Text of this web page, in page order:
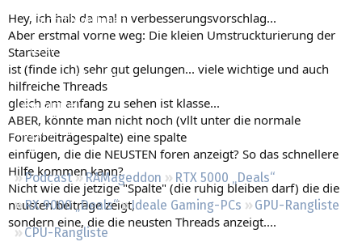
Empfohlene Inhalte
Neue Beiträge
Neueste Aktivitäten
Leserartikel
Regeln
Podcast RAMageddon
RTX 5000 „Deals“
RX 9000 „Deals“
Ideale Gaming-PCs
GPU-Rangliste
CPU-Rangliste
Hey, ich hab da mal n verbesserungsvorschlag...
Aber erstmal vorne weg: Die kleien Umstruckturierung der
Startseite
ist (finde ich) sehr gut gelungen... viele wichtige und auch
hilfreiche Threads
gleich am anfang zu sehen ist klasse...
ABER, könnte man nicht noch (vllt unter die normale
Forenbeiträgespalte) eine spalte
einfügen, die die NEUSTEN foren anzeigt? So das schnellere
Hilfe kommen kann?
Nicht wie die jetzige "Spalte" (die ruhig bleiben darf) die die
neusten beiträge zeigt,
sondern eine, die die neusten Threads anzeigt....